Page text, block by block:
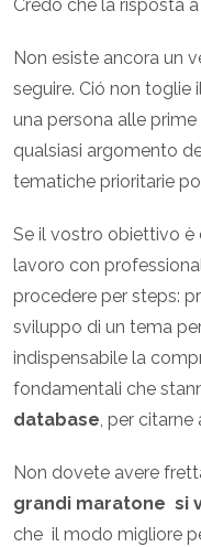
Credo che la risposta
Non esiste ancora un
seguire. Ció non toglie
una persona alle
qualsiasi argomento
tematiche prioritarie
Se il vostro obiettivo è
lavoro con
procedere per steps:
sviluppo di un tema
indispensabile la
fondamentali che
database, per citarne
Non dovete avere
grandi maratone si
che il modo migliore